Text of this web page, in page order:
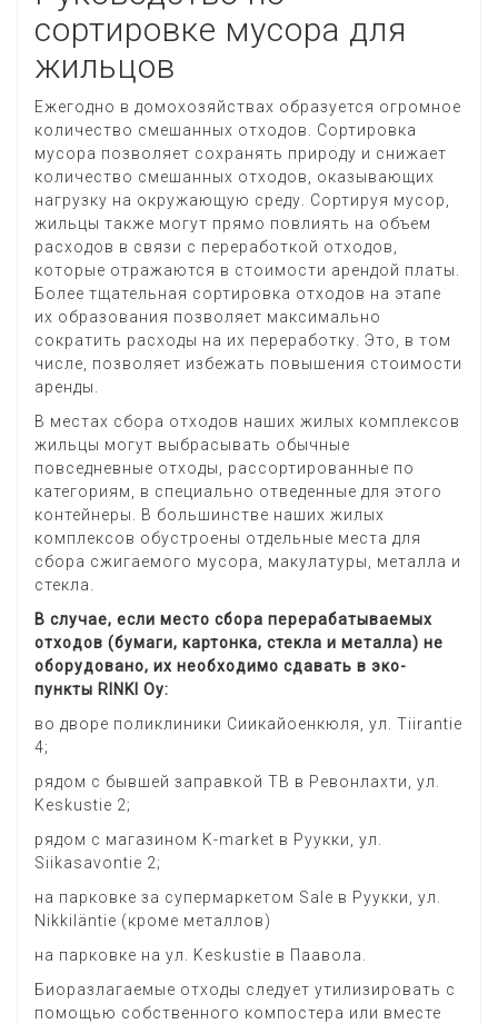
сортировке мусора для
жильцов
Ежегодно в домохозяйствах образуется огромное
количество смешанных отходов. Сортировка
мусора позволяет сохранять природу и снижает
количество смешанных отходов, оказывающих
нагрузку на окружающую среду. Сортируя мусор,
жильцы также могут прямо повлиять на объем
расходов в связи с переработкой отходов,
которые отражаются в стоимости арендой платы.
Более тщательная сортировка отходов на этапе
их образования позволяет максимально
сократить расходы на их переработку. Это, в том
числе, позволяет избежать повышения стоимости
аренды.
В местах сбора отходов наших жилых комплексов
жильцы могут выбрасывать обычные
повседневные отходы, рассортированные по
категориям, в специально отведенные для этого
контейнеры. В большинстве наших жилых
комплексов обустроены отдельные места для
сбора сжигаемого мусора, макулатуры, металла и
стекла.
В случае, если место сбора перерабатываемых
отходов (бумаги, картонка, стекла и металла) не
оборудовано, их необходимо сдавать в эко-
пункты RINKI Oy:
во дворе поликлиники Сиикайоенкюля, ул. Tiirantie
4;
рядом с бывшей заправкой TB в Ревонлахти, ул.
Keskustie 2;
рядом с магазином K-market в Руукки, ул.
Siikasavontie 2;
на парковке за супермаркетом Sale в Руукки, ул.
Nikkiläntie (кроме металлов)
на парковке на ул. Keskustie в Паавола.
Биоразлагаемые отходы следует утилизировать с
помощью собственного компостера или вместе